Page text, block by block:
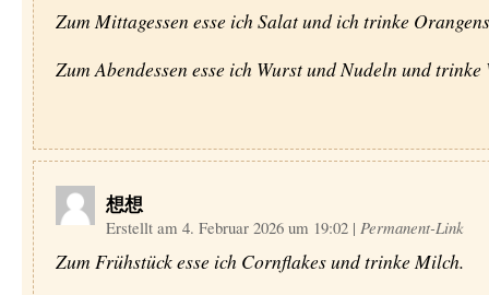
Zum Mittagessen esse ich Salat und ich trinke
Zum Abendessen esse ich Wurst und Nudeln und trinke
想想
Erstellt am 4. Februar 2026 um 19:02 | Permanent-Link
Zum Frühstück esse ich Cornflakes und trinke Milch.